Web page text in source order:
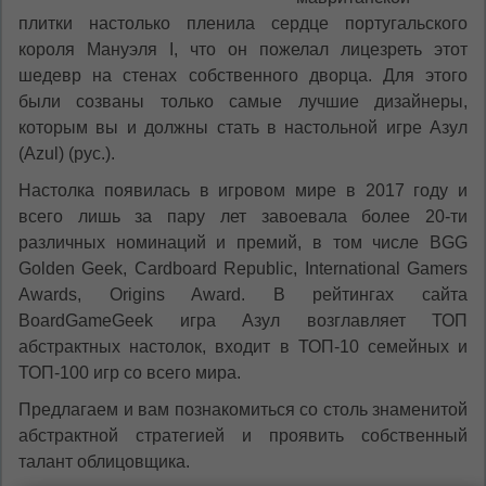
плитки настолько пленила сердце португальского
короля Мануэля І, что он пожелал лицезреть этот
шедевр на стенах собственного дворца. Для этого
были созваны только самые лучшие дизайнеры,
которым вы и должны стать в настольной игре Азул
(Azul) (рус.).
Настолка появилась в игровом мире в 2017 году и
всего лишь за пару лет завоевала более 20-ти
различных номинаций и премий, в том числе BGG
Golden Geek, Cardboard Republic, International Gamers
Awards, Origins Award. В рейтингах сайта
BoardGameGeek игра Азул возглавляет ТОП
абстрактных настолок, входит в ТОП-10 семейных и
ТОП-100 игр со всего мира.
Предлагаем и вам познакомиться со столь знаменитой
абстрактной стратегией и проявить собственный
талант облицовщика.